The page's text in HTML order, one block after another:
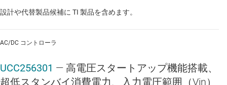
設計や代替製品候補に TI 製品を含めます。
AC/DC コントローラ
UCC256301 — 高電圧スタートアップ機能搭載、
超低スタンバイ消費電力、入力電圧範囲（Vin）